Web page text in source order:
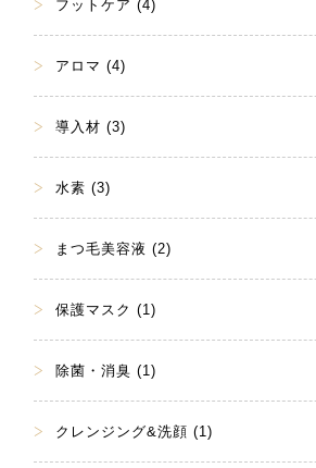
フットケア (4)
アロマ (4)
導入材 (3)
水素 (3)
まつ毛美容液 (2)
保護マスク (1)
除菌・消臭 (1)
クレンジング&洗顔 (1)